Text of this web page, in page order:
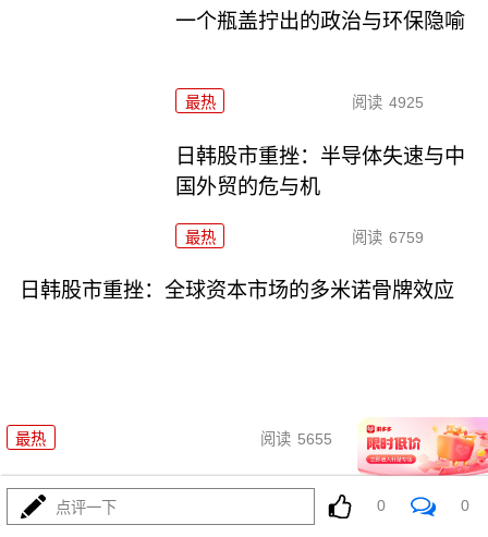
一个瓶盖拧出的政治与环保隐喻
最热 阅读 4925
日韩股市重挫：半导体失速与中
国外贸的危与机
最热 阅读 6759
日韩股市重挫：全球资本市场的多米诺骨牌效应
最热 阅读 5655 07-16
日韩股市狂泻：深度解析与投资
者应对策略
点评一下 0 0